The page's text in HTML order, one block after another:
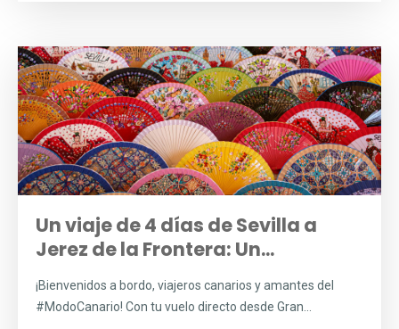
Un viaje de 4 días de Sevilla a
Jerez de la Frontera: Un...
¡Bienvenidos a bordo, viajeros canarios y amantes del
#ModoCanario! Con tu vuelo directo desde Gran...